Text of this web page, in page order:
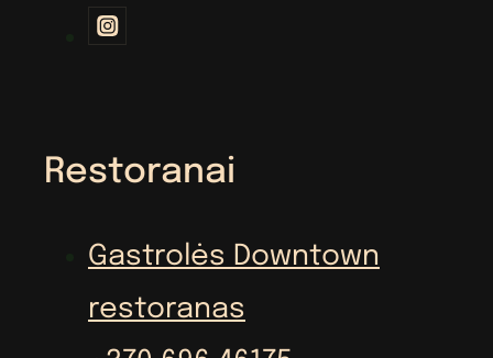
Restoranai
Gastrolės Downtown
restoranas